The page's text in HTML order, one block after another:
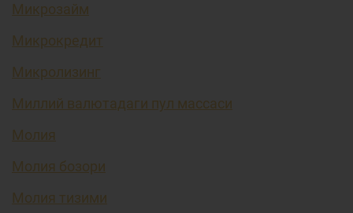
Микрозайм
Микрокредит
Микролизинг
Миллий валютадаги пул массаси
Молия
Молия бозори
Молия тизими